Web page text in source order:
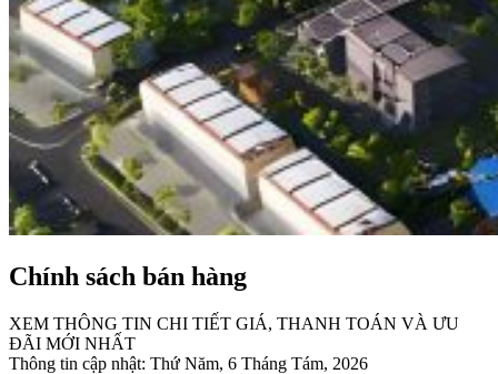
Chính sách bán hàng
XEM THÔNG TIN CHI TIẾT GIÁ, THANH TOÁN VÀ ƯU
ĐÃI MỚI NHẤT
Thông tin cập nhật: Thứ Năm, 6 Tháng Tám, 2026